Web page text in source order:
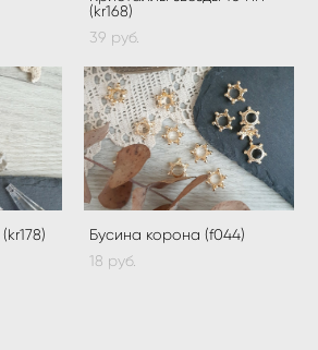
(kr168)
39 pуб.
Бусина корона (f044)
18 pуб.